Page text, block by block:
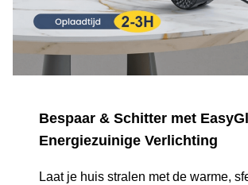
Bespaar & Schitter met
Energiezuinige Verlichting
Laat je huis stralen met de warme,